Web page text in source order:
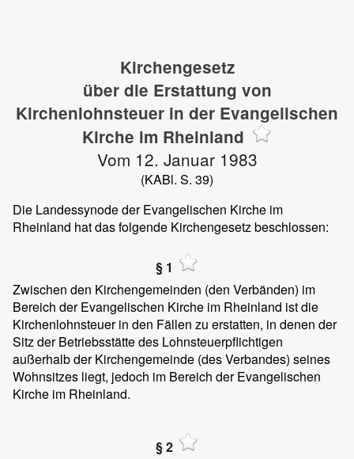
Kirchengesetz
über die Erstattung von
Kirchenlohnsteuer in der Evangelischen
Kirche im Rheinland
Vom 12. Januar 1983
(KABl. S. 39)
Die Landessynode der Evangelischen Kirche im
Rheinland hat das folgende Kirchengesetz beschlossen:
§ 1
Zwischen den Kirchengemeinden (den Verbänden) im
Bereich der Evangelischen Kirche im Rheinland ist die
Kirchenlohnsteuer in den Fällen zu erstatten, in denen der
Sitz der Betriebsstätte des Lohnsteuerpflichtigen
außerhalb der Kirchengemeinde (des Verbandes) seines
Wohnsitzes liegt, jedoch im Bereich der Evangelischen
Kirche im Rheinland.
§ 2